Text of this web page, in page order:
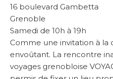
16 boulevard Gambetta
Grenoble
Samedi de 10h à 19h
Comme une invitation à la
envoûtant. La rencontre
voyages grenobloise